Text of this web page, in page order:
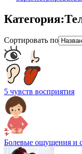
Категория:
Сортировать по
5 чувств восприятия
Болевые ощущения и